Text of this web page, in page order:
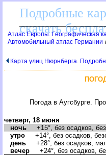
Подробные
скачать
Атлас Европы. Географическая
Автомобильный атлас Германии
Карта улиц Нюрнберга.
Погода в Аугсбурге.
четверг, 18 июня
ночь +15°, без осадков,
утро +14°, без осадков,
день +28°, без осадков,
ечер +24°, без осадков,